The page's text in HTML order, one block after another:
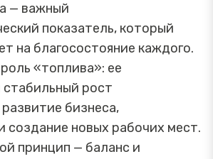
— важный
показатель, который
на благосостояние каждого.
«топлива»: ее
рост
бизнеса,
создание новых рабочих мест.
принцип — баланс и